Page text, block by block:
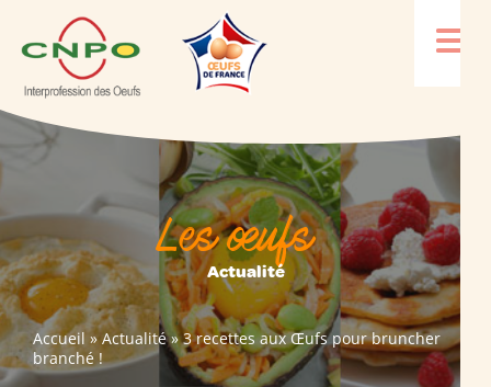
Les œufs
Actualité
Accueil »Actualité»3 recettes aux Œufs pour bruncher
branché !